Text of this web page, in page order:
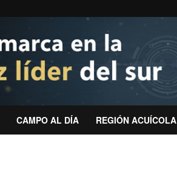
CAMPO AL DÍA REGIÓN ACUÍCOLA